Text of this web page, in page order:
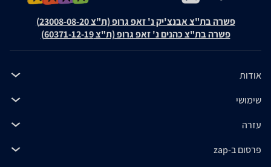
פשרה בת"צ אבנצ'יק נ' זאפ גרופ (ת"צ 23008-08-20)
פשרה בת"צ כהנים נ' זאפ גרופ (ת"צ 60371-12-19)
אודות
שימושי
עזרה
פרסום ב-zap